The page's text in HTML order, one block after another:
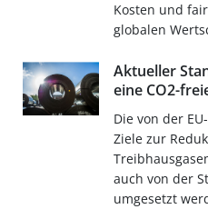
Kosten und
globalen
Aktueller
eine CO2-
Die von der
Ziele zur
auch von der
umgesetzt